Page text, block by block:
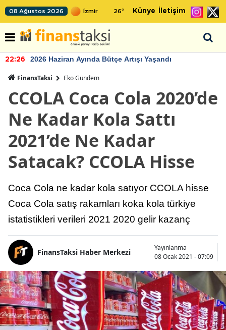
08 Ağustos 2026 26° Künye İletişim
22:24 TCMB'nin rezervlerinde artan momentum devam ediyor
FinansTaksi Eko Gündem
CCOLA Coca Cola 2020’de
Ne Kadar Kola Sattı
2021’de Ne Kadar
Satacak? CCOLA Hisse
Coca Cola ne kadar kola satıyor CCOLA hisse
Coca Cola satış rakamları koka kola türkiye
istatistikleri verileri 2021 2020 gelir kazanç
FinansTaksi Haber Merkezi
Yayınlanma
08 Ocak 2021 - 07:09